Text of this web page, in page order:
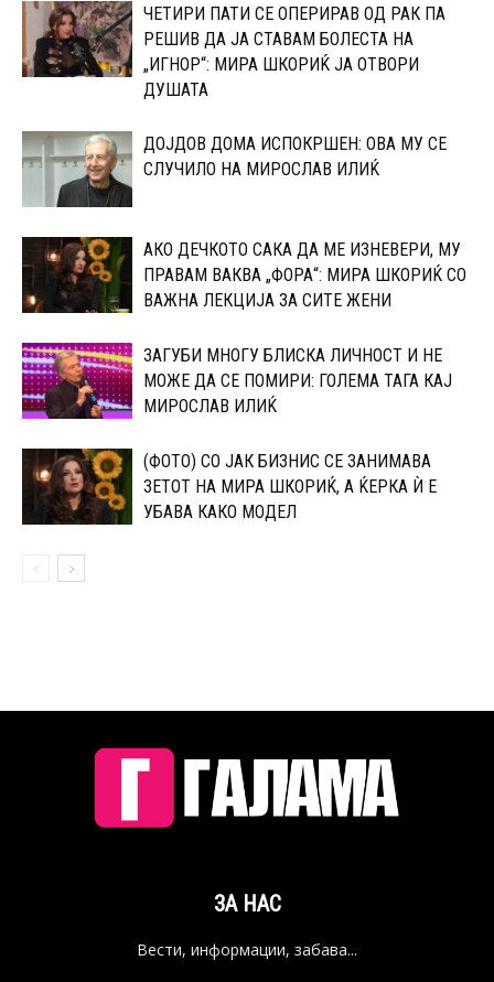
ЧЕТИРИ ПАТИ СЕ ОПЕРИРАВ ОД РАК ПА
РЕШИВ ДА ЈА СТАВАМ БОЛЕСТА НА
„ИГНОР“: МИРА ШКОРИЌ ЈА ОТВОРИ
ДУШАТА
ДОЈДОВ ДОМА ИСПОКРШЕН: ОВА МУ СЕ
СЛУЧИЛО НА МИРОСЛАВ ИЛИЌ
АКО ДЕЧКОТО САКА ДА МЕ ИЗНЕВЕРИ, МУ
ПРАВАМ ВАКВА „ФОРА“: МИРА ШКОРИЌ СО
ВАЖНА ЛЕКЦИЈА ЗА СИТЕ ЖЕНИ
ЗАГУБИ МНОГУ БЛИСКА ЛИЧНОСТ И НЕ
МОЖЕ ДА СЕ ПОМИРИ: ГОЛЕМА ТАГА КАЈ
МИРОСЛАВ ИЛИЌ
(ФОТО) СО ЈАК БИЗНИС СЕ ЗАНИМАВА
ЗЕТОТ НА МИРА ШКОРИЌ, А ЌЕРКА Ѝ Е
УБАВА КАКО МОДЕЛ
ЗА НАС
Вести, информации, забава...